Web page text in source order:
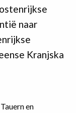
naar
Kranjska
en